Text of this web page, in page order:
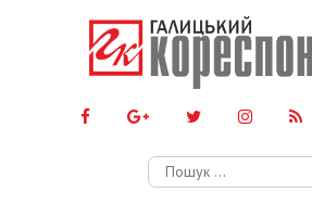
Пошук: